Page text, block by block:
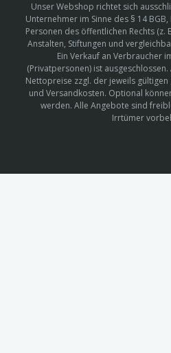
Unser Webshop richtet sich
Unternehmer im Sinne des § 14
Personen des öffentlichen Rechts
Anstalten, Stiftungen und
Ein Verkauf an Verbraucher
(Privatpersonen) ist
Nettopreise zzgl. der jeweils
und Versandkosten. Optional
werden. Alle Angebote sind
Irrtümer